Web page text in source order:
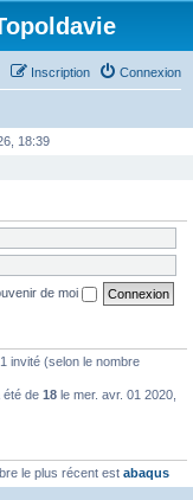
Connexion
Inscription
18:39
de moi
invité (selon le nombre
été de 18 le mer. avr. 01 2020,
le plus récent est abaqus